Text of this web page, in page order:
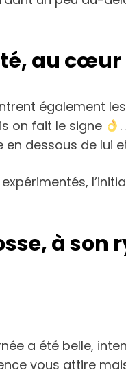
au
également
on fait le signe
en dessous de lui
à son
a été belle,
vous attire